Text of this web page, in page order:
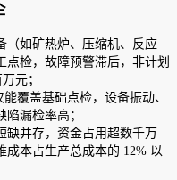
（如矿热炉、压缩机、反应
检，故障预警滞后，非计划
元；
覆盖基础点检，设备振动、
漏检率高；
缺并存，资金占用超数千万
本占生产总成本的 12% 以